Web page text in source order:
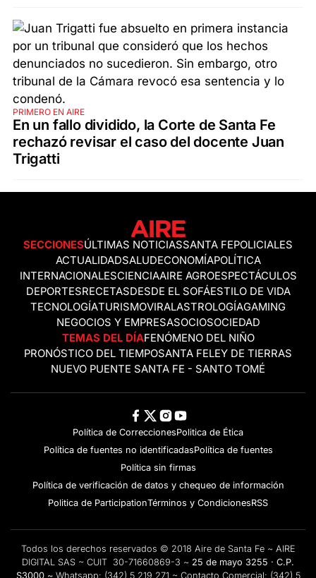
PRIMERO EN AIRE
En un fallo dividido, la Corte de Santa Fe
rechazó revisar el caso del docente Juan
Trigatti
SECCIONESÚLTIMAS NOTICIASSANTA FEPOLICIALES
ACTUALIDADSALUDECONOMÍAPOLÍTICA
INTERNACIONALESCIENCIAAIRE AGROESPECTÁCULOS
DEPORTESRECETASDESDE EL SOFÁESTILO DE VIDA
TECNOLOGÍATURISMOVIRALASTROLOGÍAGAMING
NEGOCIOS Y EMPRESASOCIOSOCIEDAD
TEMAS DEL DÍAFENÓMENO DEL NIÑO
PRONÓSTICO DEL TIEMPOSANTA FELEY DE TIERRAS
NUEVO PUENTE SANTA FE - SANTO TOMÉ
Política de CorreccionesPolitica de Ética
Política de fuentes no identificadasPolítica de fuentes
Política sin firmas
Política de verificación de datos y chequeo de información
Politica de ParticipationTérminos y CondicionesRSS
Todos los derechos reservados © 2018 Aire de Santa Fe ~ AIRE
DIGITAL SAS ~ CUIT 30-71660869-3 ~ 25 de mayo 3255 · C.P.
S3000 ~ Whatsapp: (342) 5 219 271 ~ Contacto Comercial: (342) 5